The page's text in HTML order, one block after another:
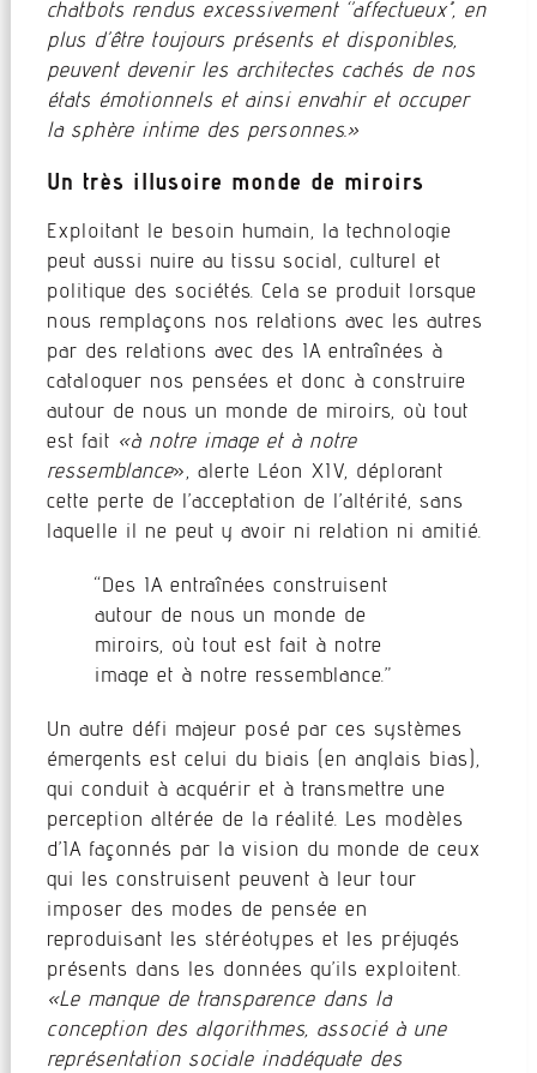
chatbots rendus excessivement ‘’affectueux’’, en
plus d’être toujours présents et disponibles,
peuvent devenir les architectes cachés de nos
états émotionnels et ainsi envahir et occuper
la sphère intime des personnes.»
Un très illusoire monde de miroirs
Exploitant le besoin humain, la technologie
peut aussi nuire au tissu social, culturel et
politique des sociétés. Cela se produit lorsque
nous remplaçons nos relations avec les autres
par des relations avec des IA entraînées à
cataloguer nos pensées et donc à construire
autour de nous un monde de miroirs, où tout
est fait «à notre image et à notre
ressemblance», alerte Léon XIV, déplorant
cette perte de l’acceptation de l’altérité, sans
laquelle il ne peut y avoir ni relation ni amitié.
“Des IA entraînées construisent
autour de nous un monde de
miroirs, où tout est fait à notre
image et à notre ressemblance.”
Un autre défi majeur posé par ces systèmes
émergents est celui du biais (en anglais bias),
qui conduit à acquérir et à transmettre une
perception altérée de la réalité. Les modèles
d’IA façonnés par la vision du monde de ceux
qui les construisent peuvent à leur tour
imposer des modes de pensée en
reproduisant les stéréotypes et les préjugés
présents dans les données qu’ils exploitent.
«Le manque de transparence dans la
conception des algorithmes, associé à une
représentation sociale inadéquate des